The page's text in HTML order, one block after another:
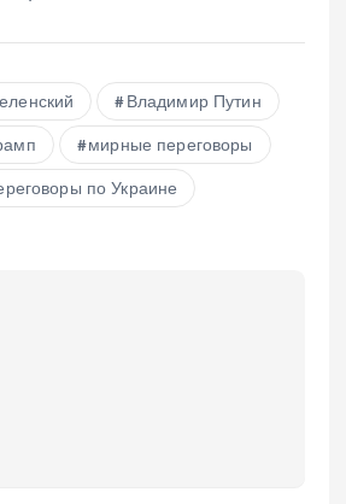
Владимир Путин
мирные переговоры
по Украине